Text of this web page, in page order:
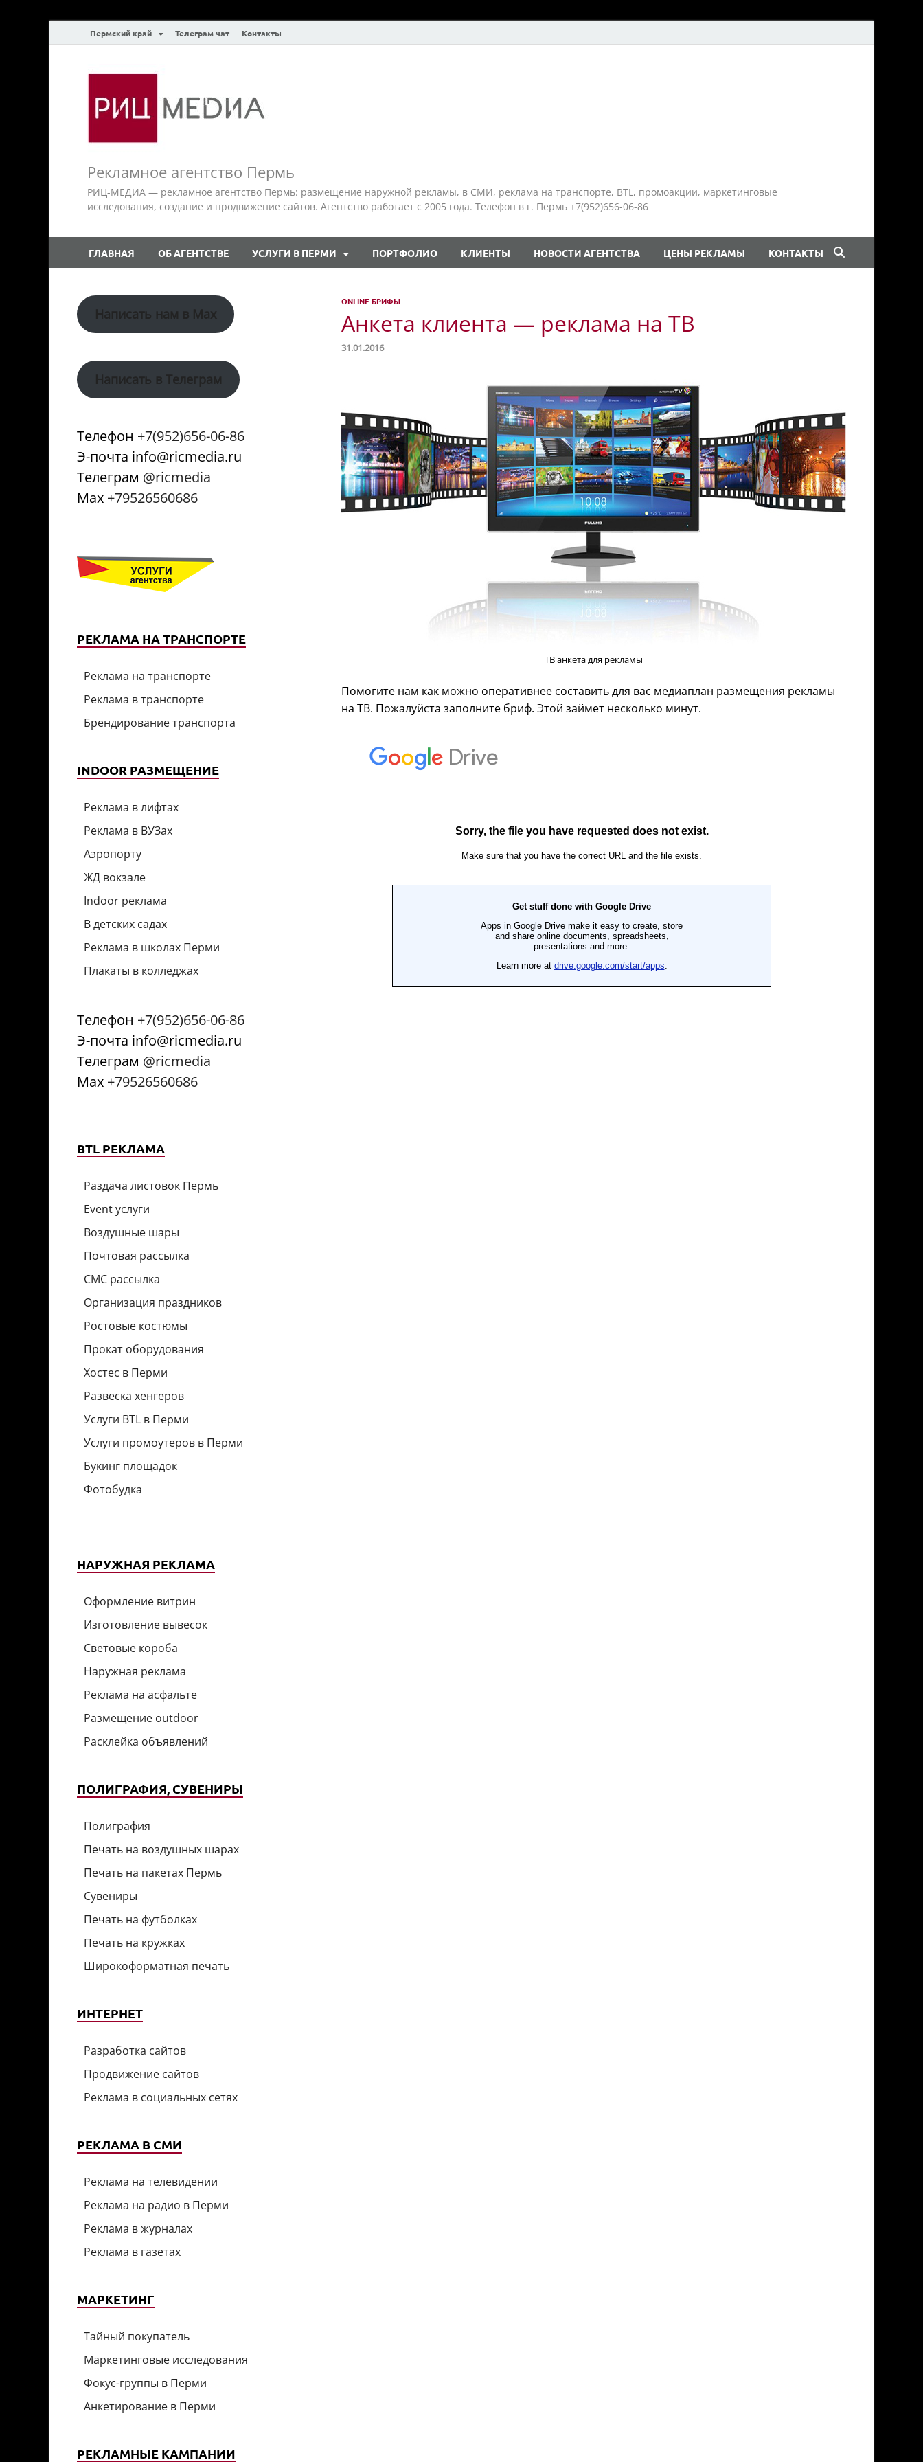
Пермский край Телеграм чат Контакты
Рекламное агентство Пермь
РИЦ-МЕДИА — рекламное агентство Пермь: размещение наружной рекламы, в СМИ, реклама на транспорте, BTL, промоакции, маркетинговые
исследования, создание и продвижение сайтов. Агентство работает с 2005 года. Телефон в г. Пермь +7(952)656-06-86
ГЛАВНАЯ ОБ АГЕНТСТВЕ УСЛУГИ В ПЕРМИ ПОРТФОЛИО КЛИЕНТЫ НОВОСТИ АГЕНТСТВА ЦЕНЫ РЕКЛАМЫ КОНТАКТЫ
ONLINE БРИФЫ
Анкета клиента — реклама на ТВ
31.01.2016
ТВ анкета для рекламы
Помогите нам как можно оперативнее составить для вас медиаплан размещения рекламы
на ТВ. Пожалуйста заполните бриф. Этой займет несколько минут.
Написать нам в Max
Написать в Телеграм
Телефон +7(952)656-06-86
Э-почта info@ricmedia.ru
Телеграм @ricmedia
Мах +79526560686
РЕКЛАМА НА ТРАНСПОРТЕ
Реклама на транспорте
Реклама в транспорте
Брендирование транспорта
INDOOR РАЗМЕЩЕНИЕ
Реклама в лифтах
Реклама в ВУЗах
Аэропорту
ЖД вокзале
Indoor реклама
В детских садах
Реклама в школах Перми
Плакаты в колледжах
Телефон +7(952)656-06-86
Э-почта info@ricmedia.ru
Телеграм @ricmedia
Мах +79526560686
BTL РЕКЛАМА
Раздача листовок Пермь
Event услуги
Воздушные шары
Почтовая рассылка
СМС рассылка
Организация праздников
Ростовые костюмы
Прокат оборудования
Хостес в Перми
Развеска хенгеров
Услуги BTL в Перми
Услуги промоутеров в Перми
Букинг площадок
Фотобудка
НАРУЖНАЯ РЕКЛАМА
Оформление витрин
Изготовление вывесок
Световые короба
Наружная реклама
Реклама на асфальте
Размещение outdoor
Расклейка объявлений
ПОЛИГРАФИЯ, СУВЕНИРЫ
Полиграфия
Печать на воздушных шарах
Печать на пакетах Пермь
Сувениры
Печать на футболках
Печать на кружках
Широкоформатная печать
ИНТЕРНЕТ
Разработка сайтов
Продвижение сайтов
Реклама в социальных сетях
РЕКЛАМА В СМИ
Реклама на телевидении
Реклама на радио в Перми
Реклама в журналах
Реклама в газетах
МАРКЕТИНГ
Тайный покупатель
Маркетинговые исследования
Фокус-группы в Перми
Анкетирование в Перми
РЕКЛАМНЫЕ КАМПАНИИ